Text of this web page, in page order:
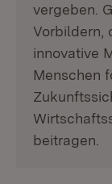
vergeben.
Vorbildern,
innovative
Menschen
beitragen.